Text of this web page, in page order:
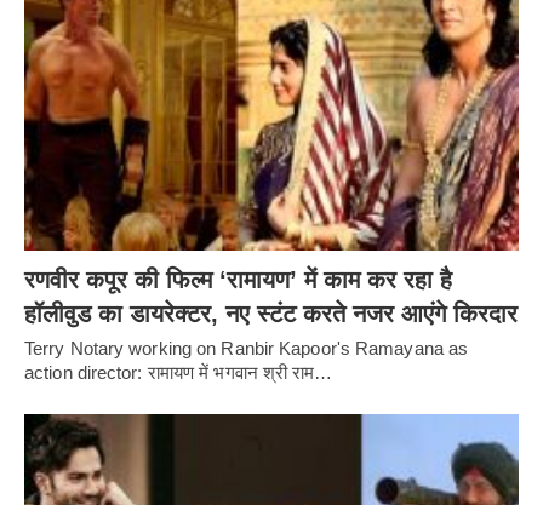
रणवीर कपूर की फिल्म ‘रामायण’ में काम कर रहा है
हॉलीवुड का डायरेक्टर, नए स्टंट करते नजर आएंगे किरदार
Terry Notary working on Ranbir Kapoor's Ramayana as
action director: रामायण में भगवान श्री राम…